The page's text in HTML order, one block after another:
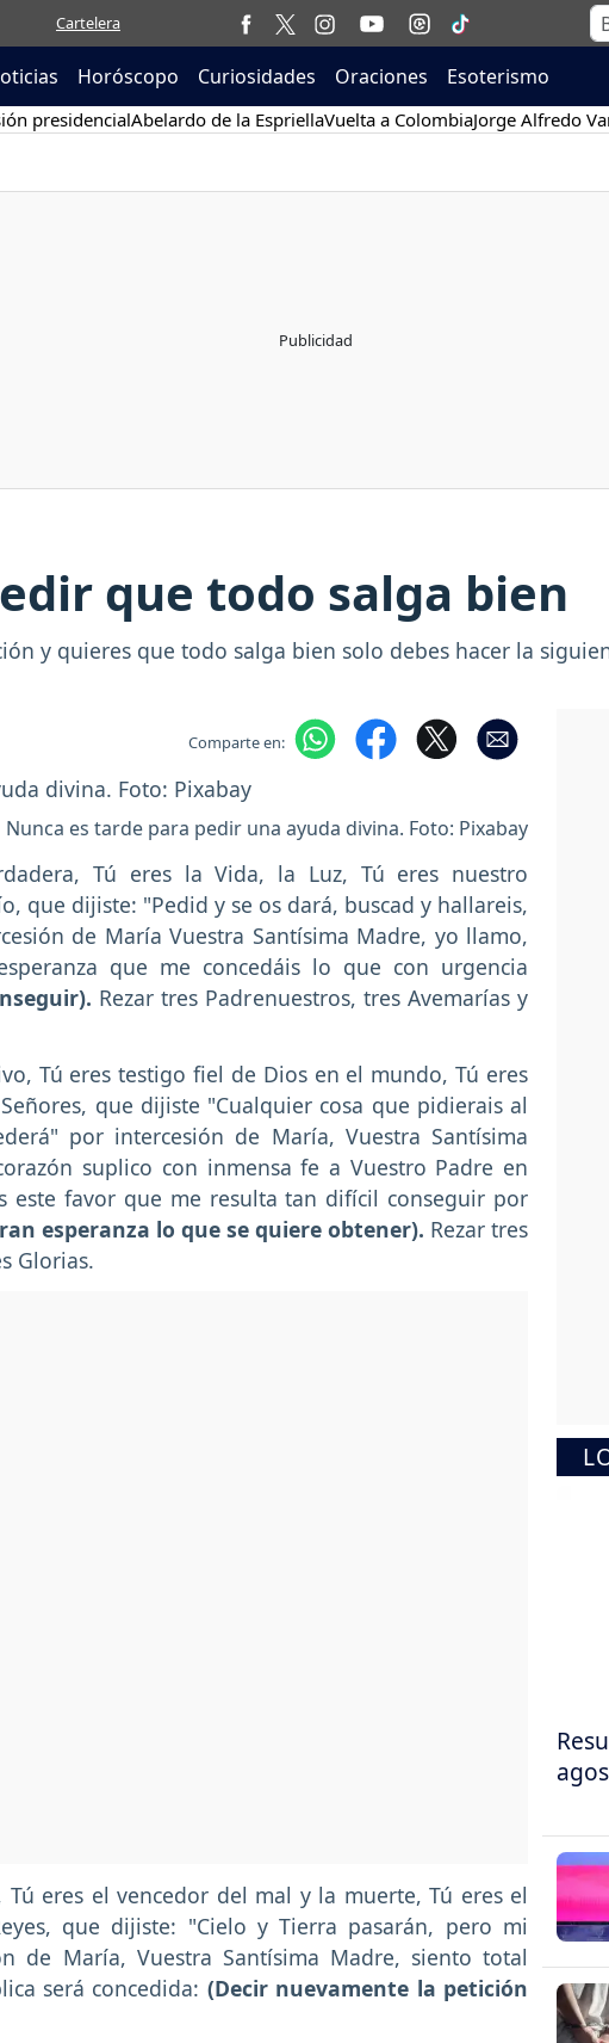
Cartelera
Horóscopo Curiosidades Oraciones Esoterismo
presidencialAbelardo de la EspriellaVuelta a ColombiaJorge Alfredo
que todo salga bien
y quieres que todo salga bien solo debes hacer la
Comparte en:
Nunca es tarde para pedir una ayuda divina. Foto: Pixabay
Tú eres la Vida, la Luz, Tú eres nuestro
que dijiste: "Pedid y se os dará, buscad y hallareis,
de María Vuestra Santísima Madre, yo llamo,
que me concedáis lo que con urgencia
Rezar tres Padrenuestros, tres Avemarías y
Tú eres testigo fiel de Dios en el mundo, Tú eres
que dijiste "Cualquier cosa que pidierais al
por intercesión de María, Vuestra Santísima
suplico con inmensa fe a Vuestro Padre en
este favor que me resulta tan difícil conseguir por
esperanza lo que se quiere obtener). Rezar tres
Glorias.
Tú eres el vencedor del mal y la muerte, Tú eres el
que dijiste: "Cielo y Tierra pasarán, pero mi
de María, Vuestra Santísima Madre, siento total
será concedida: (Decir nuevamente la petición